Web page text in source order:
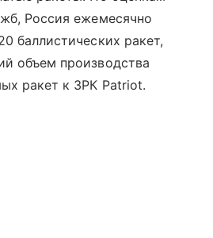
Россия ежемесячно
баллистических ракет,
объем производства
ракет к ЗРК Patriot.